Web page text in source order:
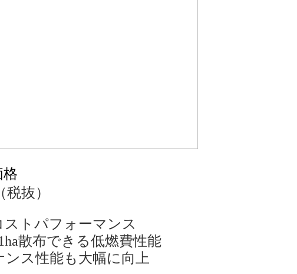
格
税抜）
ストパフォーマンス
散布できる低燃費性能
ンス性能も大幅に向上